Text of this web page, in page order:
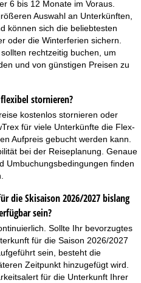
6 bis 12 Monate im Voraus.
Auswahl an Unterkünften,
können sich die beliebtesten
oder die Winterferien sichern.
rechtzeitig buchen, um
und von günstigen Preisen zu
stornieren?
kostenlos stornieren oder
für viele Unterkünfte die Flex-
Aufpreis gebucht werden kann.
bei der Reiseplanung. Genaue
Umbuchungsbedingungen finden
die Skisaison 2026/2027 bislang
sein?
Sollte Ihr bevorzugtes
für die Saison 2026/2027
sein, besteht die
Zeitpunkt hinzugefügt wird.
für die Unterkunft Ihrer